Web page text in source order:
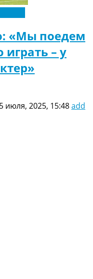
«Мы поедем
играть – у
июля, 2025, 15:48add